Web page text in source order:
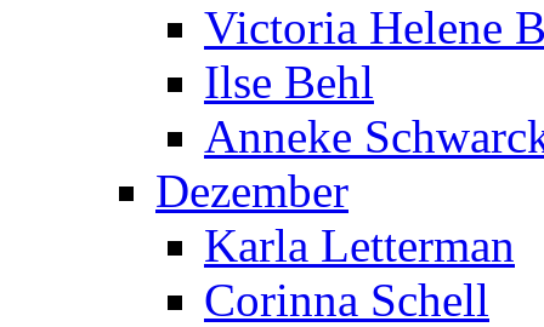
Victoria Helene
Ilse Behl
Anneke
Dezember
Karla Letterman
Corinna Schell